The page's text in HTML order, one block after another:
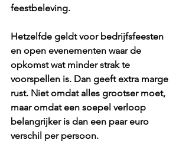
feestbeleving.
Hetzelfde geldt voor bedrijfsfeesten
en open evenementen waar de
opkomst wat minder strak te
voorspellen is. Dan geeft extra marge
rust. Niet omdat alles grootser moet,
maar omdat een soepel verloop
belangrijker is dan een paar euro
verschil per persoon.